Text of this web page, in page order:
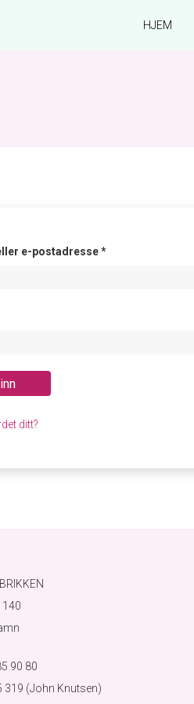
HJEM
e-postadresse*Påkrevd
ditt?
140
90 80
319 (John Knutsen)